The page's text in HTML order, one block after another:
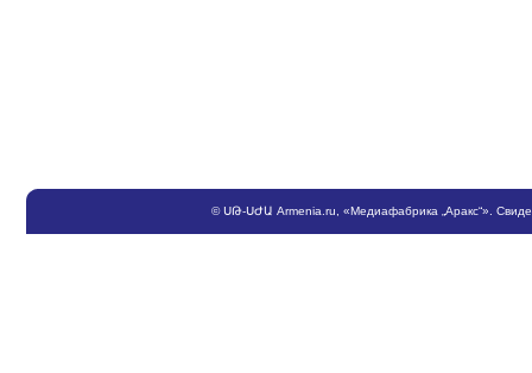
©ՍԹ-ՍԺԱ Armenia.ru , «Медиафабрика „Аракс“».